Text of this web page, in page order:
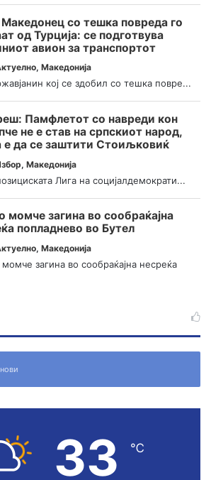
со тешка повреда го
од Турција: се подготвува
авион за транспортот
, Македонија
кој се здобил со тешка повре...
Памфлетот со навреди кон
не е став на српскиот народ,
е да се заштити Стоиљковиќ
, Македонија
Лига на социјалдемократи...
момче загина во сообраќајна
попладнево во Бутел
, Македонија
загина во сообраќајна несреќа
33 ℃